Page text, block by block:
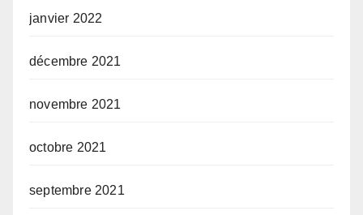
janvier 2022
décembre 2021
novembre 2021
octobre 2021
septembre 2021